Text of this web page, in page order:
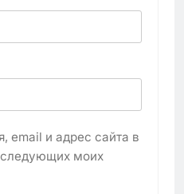
email и адрес сайта в
моих